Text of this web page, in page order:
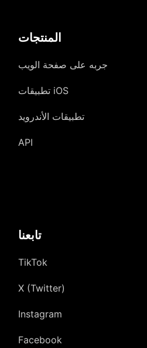
المنتجات
جربه على صفحة الويب
تطبيقات iOS
تطبيقات الأندرويد
API
تابعنا
TikTok
X (Twitter)
Instagram
Facebook